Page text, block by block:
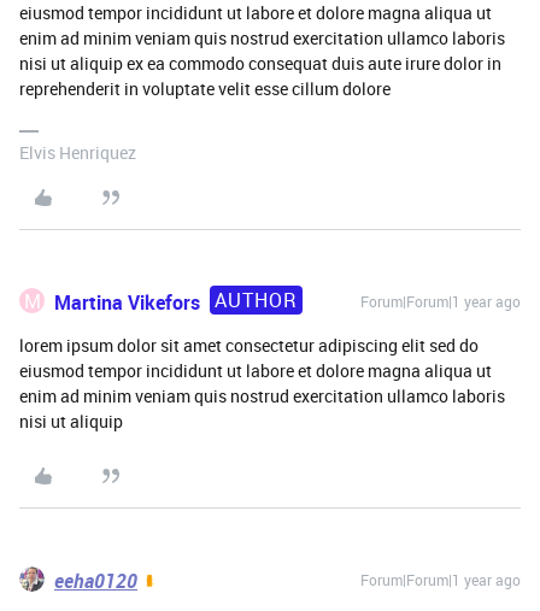
eiusmod tempor incididunt ut labore et dolore magna aliqua ut
enim ad minim veniam quis nostrud exercitation ullamco laboris
nisi ut aliquip ex ea commodo consequat duis aute irure dolor in
reprehenderit in voluptate velit esse cillum dolore
Elvis Henriquez
M Martina Vikefors AUTHOR Forum|Forum|1 year ago
lorem ipsum dolor sit amet consectetur adipiscing elit sed do
eiusmod tempor incididunt ut labore et dolore magna aliqua ut
enim ad minim veniam quis nostrud exercitation ullamco laboris
nisi ut aliquip
eeha0120 Forum|Forum|1 year ago